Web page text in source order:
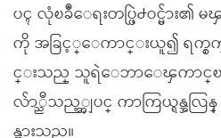
ပၚ လုံၿခဳံေရးတပ္ဖြဲ႕ဝင္မ်ား
ကို အခြင့္ေကာင္းယူ၍ ရက္စ
င္းသည္ သူရဲေဘာေၾကာင္
လ်ာ္ညီသည့္အျပင္ ကာကြယ္ရန္အလ
န္ထားသည္။